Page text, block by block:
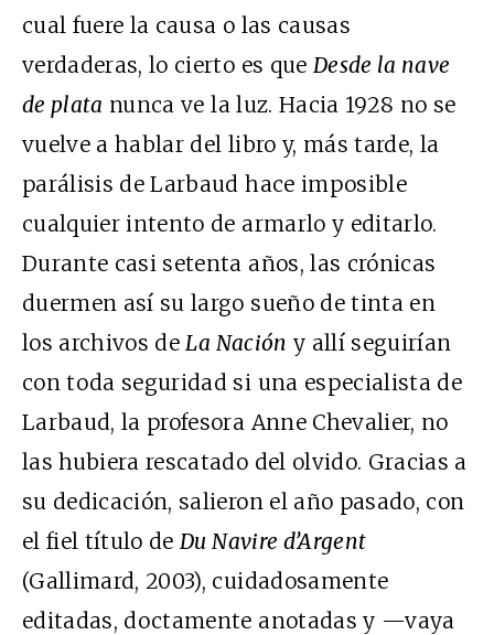
cual fuere la causa o las causas
verdaderas, lo cierto es que Desde la nave
de plata nunca ve la luz. Hacia 1928 no se
vuelve a hablar del libro y, más tarde, la
parálisis de Larbaud hace imposible
cualquier intento de armarlo y editarlo.
Durante casi setenta años, las crónicas
duermen así su largo sueño de tinta en
los archivos deLa Nación y allí seguirían
con toda seguridad si una especialista de
Larbaud, la profesora Anne Chevalier, no
las hubiera rescatado del olvido. Gracias a
su dedicación, salieron el año pasado, con
el fiel título deDu Navire d’Argent
(Gallimard, 2003), cuidadosamente
editadas, doctamente anotadas y —vaya